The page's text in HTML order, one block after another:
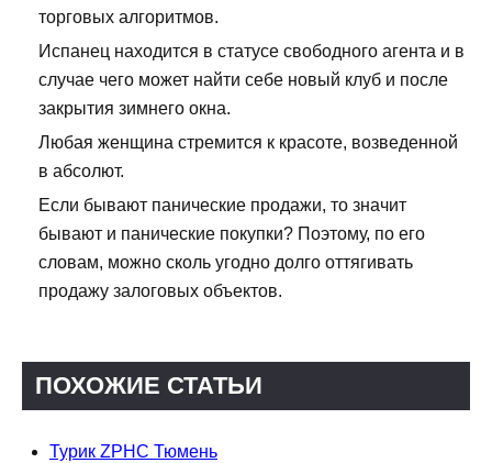
торговых алгоритмов.
Испанец находится в статусе свободного агента и в
случае чего может найти себе новый клуб и после
закрытия зимнего окна.
Любая женщина стремится к красоте, возведенной
в абсолют.
Если бывают панические продажи, то значит
бывают и панические покупки? Поэтому, по его
словам, можно сколь угодно долго оттягивать
продажу залоговых объектов.
ПОХОЖИЕ СТАТЬИ
Турик ZPHC Тюмень